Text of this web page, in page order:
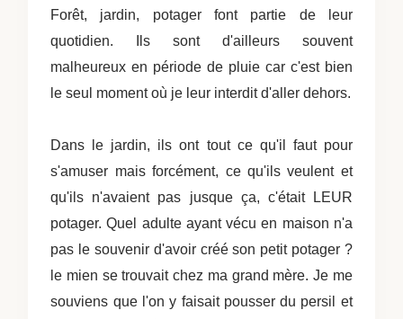
Forêt, jardin, potager font partie de leur
quotidien. Ils sont d'ailleurs souvent
malheureux en période de pluie car c'est bien
le seul moment où je leur interdit d'aller dehors.
Dans le jardin, ils ont tout ce qu'il faut pour
s'amuser mais forcément, ce qu'ils veulent et
qu'ils n'avaient pas jusque ça, c'était LEUR
potager. Quel adulte ayant vécu en maison n'a
pas le souvenir d'avoir créé son petit potager ?
le mien se trouvait chez ma grand mère. Je me
souviens que l'on y faisait pousser du persil et